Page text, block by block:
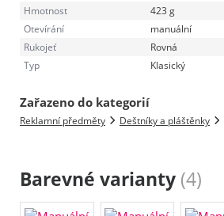
Hmotnost
423 g
Otevírání
manuální
Rukojeť
Rovná
Typ
Klasický
Zařazeno do kategorií
Reklamní předměty Deštníky a pláštěnky
Barevné varianty (4)